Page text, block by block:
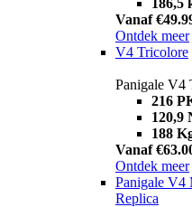
Vanaf
Ontdek meer
V4 Tricolore
Panigale V4
216
120,9
188
Vanaf
Ontdek meer
Panigale V4
Replica